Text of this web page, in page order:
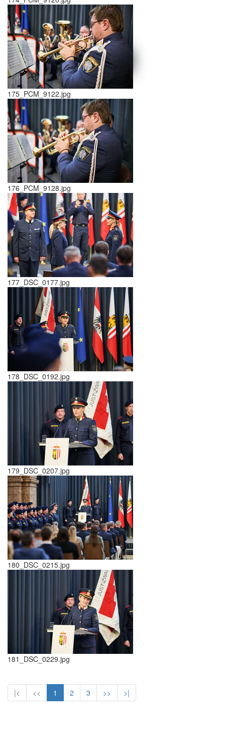
schließen X
<<
175_PCM_9122.jpg
176_PCM_9128.jpg
177_DSC_0177.jpg
178_DSC_0192.jpg
179_DSC_0207.jpg
180_DSC_0215.jpg
181_DSC_0229.jpg
|< << 1 2 3 >> >|